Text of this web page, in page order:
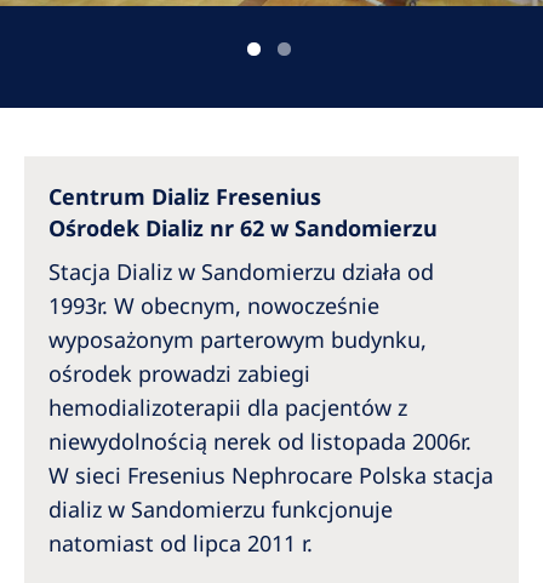
United Kingdom
Philippines
North America
United States of America
NephroCare International
Global Website
Centrum Dializ Fresenius
Ośrodek Dializ nr 62 w Sandomierzu
Stacja Dializ w Sandomierzu działa od
1993r. W obecnym, nowocześnie
wyposażonym parterowym budynku,
ośrodek prowadzi zabiegi
hemodializoterapii dla pacjentów z
niewydolnością nerek od listopada 2006r.
W sieci Fresenius Nephrocare Polska stacja
dializ w Sandomierzu funkcjonuje
natomiast od lipca 2011 r.